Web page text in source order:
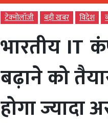
टेक्‍नोलॉजी बड़ी खबर विदेश
भारतीय IT
बढ़ाने को
होगा ज्यादा